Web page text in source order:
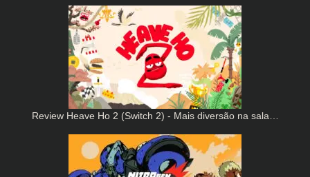
Review Heave Ho 2 (Switch 2) - Mais diversão na sala…